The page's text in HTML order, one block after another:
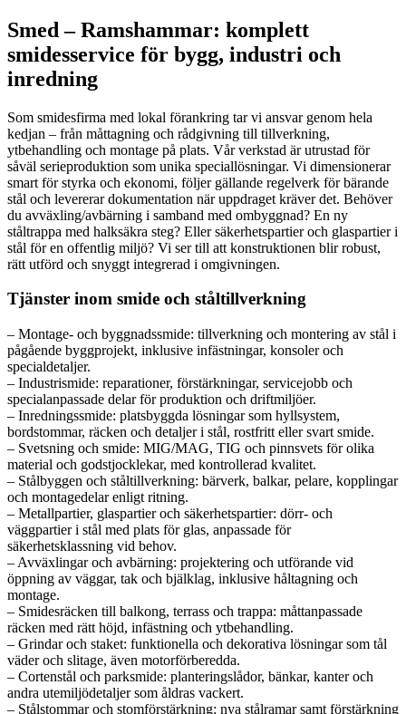
Smed – Ramshammar: komplett
smidesservice för bygg, industri och
inredning
Som smidesfirma med lokal förankring tar vi ansvar genom hela
kedjan – från måttagning och rådgivning till tillverkning,
ytbehandling och montage på plats. Vår verkstad är utrustad för
såväl serieproduktion som unika speciallösningar. Vi dimensionerar
smart för styrka och ekonomi, följer gällande regelverk för bärande
stål och levererar dokumentation när uppdraget kräver det. Behöver
du avväxling/avbärning i samband med ombyggnad? En ny
ståltrappa med halksäkra steg? Eller säkerhetspartier och glaspartier i
stål för en offentlig miljö? Vi ser till att konstruktionen blir robust,
rätt utförd och snyggt integrerad i omgivningen.
Tjänster inom smide och ståltillverkning
– Montage- och byggnadssmide: tillverkning och montering av stål i
pågående byggprojekt, inklusive infästningar, konsoler och
specialdetaljer.
– Industrismide: reparationer, förstärkningar, servicejobb och
specialanpassade delar för produktion och driftmiljöer.
– Inredningssmide: platsbyggda lösningar som hyllsystem,
bordstommar, räcken och detaljer i stål, rostfritt eller svart smide.
– Svetsning och smide: MIG/MAG, TIG och pinnsvets för olika
material och godstjocklekar, med kontrollerad kvalitet.
– Stålbyggen och ståltillverkning: bärverk, balkar, pelare, kopplingar
och montagedelar enligt ritning.
– Metallpartier, glaspartier och säkerhetspartier: dörr- och
väggpartier i stål med plats för glas, anpassade för
säkerhetsklassning vid behov.
– Avväxlingar och avbärning: projektering och utförande vid
öppning av väggar, tak och bjälklag, inklusive håltagning och
montage.
– Smidesräcken till balkong, terrass och trappa: måttanpassade
räcken med rätt höjd, infästning och ytbehandling.
– Grindar och staket: funktionella och dekorativa lösningar som tål
väder och slitage, även motorförberedda.
– Cortenstål och parksmide: planteringslådor, bänkar, kanter och
andra utemiljödetaljer som åldras vackert.
– Stålstommar och stomförstärkning: nya stålramar samt förstärkning